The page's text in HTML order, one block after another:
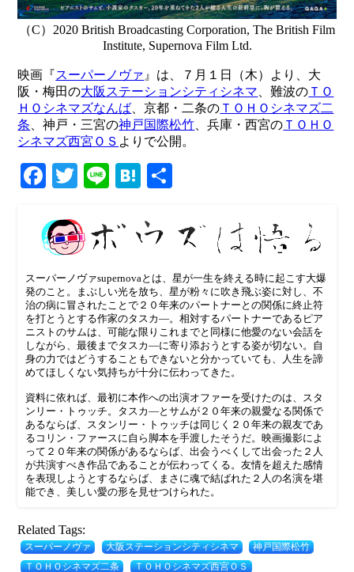
（C）2020 British Broadcasting Corporation, The British Film
Institute, Supernova Film Ltd.
映画『スーパーノヴァ』は、７月１日（木）より、大
阪・梅田の大阪ステーションシティシネマ、難波の ＴＯ
ＨＯシネマズなんば、京都・二条の ＴＯＨＯシネマズ二
条、神戸・三宮の神戸国際松竹、兵庫・西宮の ＴＯＨＯ
シネマズ西宮ＯＳ よりで公開。
Facebook
TwitterLineHatena
スーパーノヴァsupernovaとは、星が一生を終える時に起こす大爆
発のこと。まぶしい光を放ち、星が粉々に吹き飛ぶ姿に対し、不
治の病に冒されたことで２０年来のパートナーとの関係に終止符
を打とうとする作家のタスカ―。相対するパートナーであるピア
ニストのサムは、可能な限りこれまでと同様に他愛のない会話を
しながら、最後までタスカ―に寄り添おうとする姿が切ない。自
身の力ではどうすることもできないと分かっていても、人生を諦
めてほしくない気持ちが十分に伝わってきた。
資料に依れば、最初に本作への出演オファーを受けたのは、スタ
ンリー・トゥッチ。タスカ―とサムが２０年来の親愛なる関係で
あるならば、スタンリー・トゥッチは同じく２０年来の親友であ
るコリン・ファースに自ら脚本を手渡したそうだ。映画撮影によ
って２０年来の関係があるならば、出会うべくして出会った２人
が共演すべき作品であることが伝わってくる。友情を超えた感情
を表現しようとするならば、まさに魂で結ばれた２人の名演を堪
能でき、美しい愛の形を見せつけられた。
Related Tags:
スーパーノヴァ 大阪ステーションシティシネマ
神戸国際松竹
ＴＯＨＯシネマズ二条
ＴＯＨＯシネマズ西宮ＯＳ